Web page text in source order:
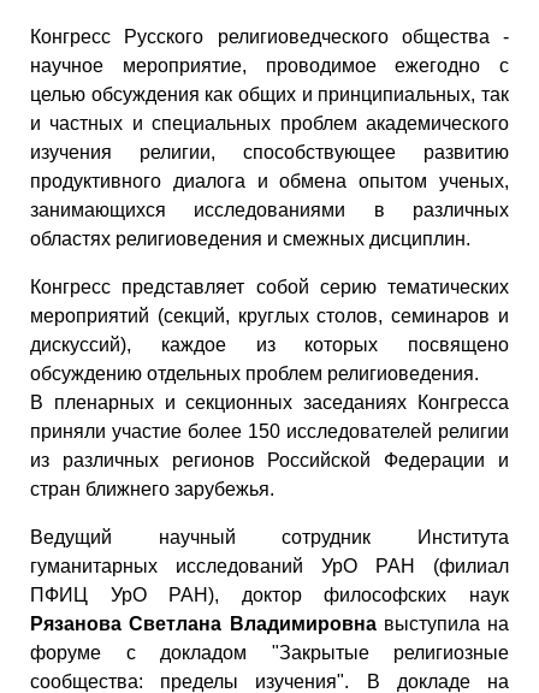
Конгресс Русского религиоведческого общества -
научное мероприятие, проводимое ежегодно с
целью обсуждения как общих и принципиальных, так
и частных и специальных проблем академического
изучения религии, способствующее развитию
продуктивного диалога и обмена опытом ученых,
занимающихся исследованиями в различных
областях религиоведения и смежных дисциплин.
Конгресс представляет собой серию тематических
мероприятий (секций, круглых столов, семинаров и
дискуссий), каждое из которых посвящено
обсуждению отдельных проблем религиоведения.
В пленарных и секционных заседаниях Конгресса
приняли участие более 150 исследователей религии
из различных регионов Российской Федерации и
стран ближнего зарубежья.
Ведущий научный сотрудник Института
гуманитарных исследований УрО РАН (филиал
ПФИЦ УрО РАН), доктор философских наук
Рязанова Светлана Владимировнавыступила на
форуме с докладом "Закрытые религиозные
сообщества: пределы изучения". В докладе на